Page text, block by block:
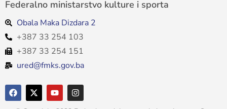
Federalno ministarstvo kulture i sporta
Obala Maka Dizdara 2
+387 33 254 103
+387 33 254 151
ured@fmks.gov.ba